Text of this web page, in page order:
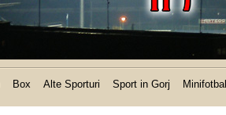
Box Alte Sporturi Sport in Gorj Minifotbal